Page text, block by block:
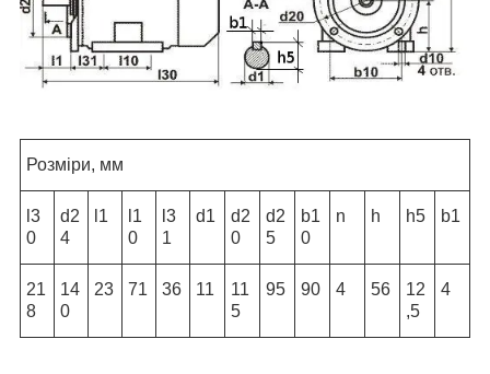
Розміри, мм
l3
0
d2
4
l1
l1
0
l3
1
d1
d2
0
d2
5
b1
0
n h h5 b1
21
8
14
0
23 71 36 11
11
5
95 90 4 56
12
,5
4